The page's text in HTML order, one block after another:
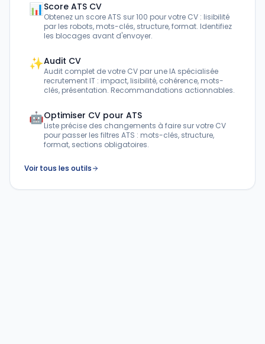
📊Score ATS CV
Obtenez un score ATS sur 100 pour votre CV : lisibilité
par les robots, mots-clés, structure, format. Identifiez
les blocages avant d'envoyer.
✨Audit CV
Audit complet de votre CV par une IA spécialisée
recrutement IT : impact, lisibilité, cohérence, mots-
clés, présentation. Recommandations actionnables.
🤖Optimiser CV pour ATS
Liste précise des changements à faire sur votre CV
pour passer les filtres ATS : mots-clés, structure,
format, sections obligatoires.
Voir tous les outils